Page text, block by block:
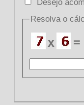
Desejo
Resolva o
x =